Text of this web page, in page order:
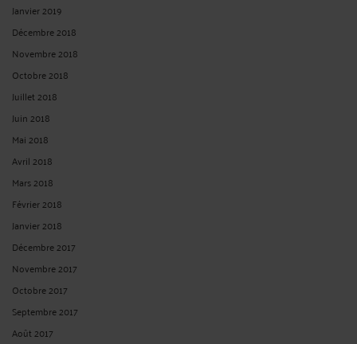
Janvier 2019
Décembre 2018
Novembre 2018
Octobre 2018
Juillet 2018
Juin 2018
Mai 2018
Avril 2018
Mars 2018
Février 2018
Janvier 2018
Décembre 2017
Novembre 2017
Octobre 2017
Septembre 2017
Août 2017